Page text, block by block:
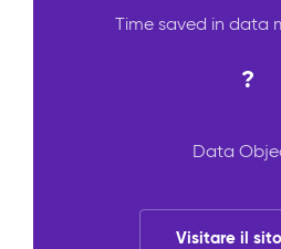
Time saved in data
?
Data
Visitare il